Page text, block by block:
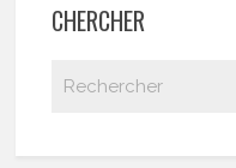
CHERCHER